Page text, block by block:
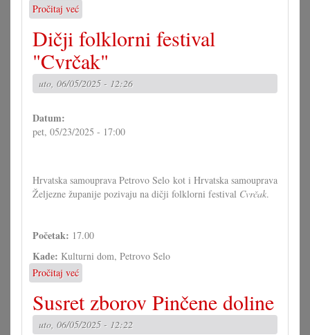
Pročitaj već
Hrvatski
večer
u
Kisegu
Dičji folklorni festival
"Cvrčak"
uto, 06/05/2025 - 12:26
Datum:
pet, 05/23/2025 - 17:00
Hrvatska samouprava Petrovo Selo kot i Hrvatska samouprava
Željezne županije pozivaju na dičji folklorni festival Cvrčak.
Početak: 17.00
Kade: Kulturni dom, Petrovo Selo
Pročitaj već
Dičji
folklorni
festival
"Cvrčak"
Susret zborov Pinčene doline
uto, 06/05/2025 - 12:22